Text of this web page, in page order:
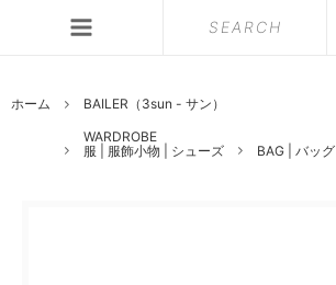
SEARCH
ホーム
BAILER（3sun - サン）
WARDROBE
服 | 服飾小物 | シューズ
BAG | バッグ